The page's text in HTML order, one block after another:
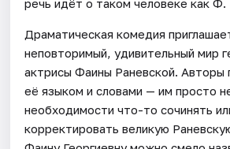
речь идёт о таком человеке как Ф.
Драматическая комедия
неповторимый, удивительный мир
актрисы Фаины Раневской. Авторы
её языком и словами — им просто
необходимости что-то сочинять
корректировать великую